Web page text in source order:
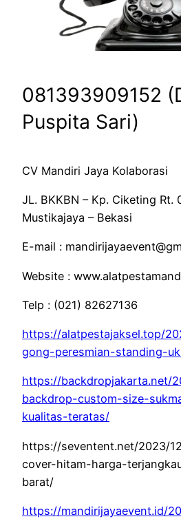
081393909152
Puspita Sari)
CV Mandiri Jaya Kolaborasi
JL. BKKBN – Kp. Ciketing Rt.
Mustikajaya – Bekasi
E-mail :
Website :
Telp : (021) 82627136
https://alatpestajaksel.top/
gong-peresmian-standing-
https://backdropjakarta.net/
backdrop-custom-size-
kualitas-teratas/
https://seventent.net/2023/
cover-hitam-harga-
barat/
https://mandirijayaevent.id/